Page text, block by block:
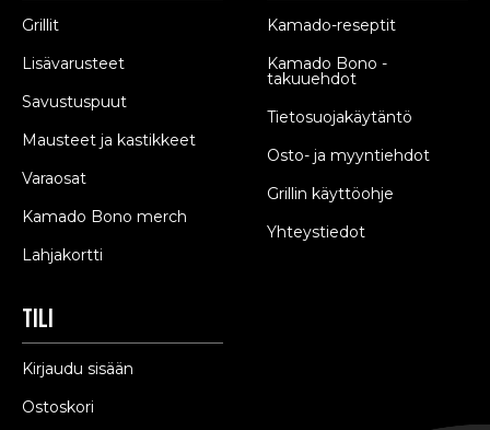
Grillit
Lisävarusteet
Savustuspuut
Mausteet ja kastikkeet
Varaosat
Kamado Bono merch
Lahjakortti
Kamado-reseptit
Kamado Bono -
takuuehdot
Tietosuojakäytäntö
Osto- ja myyntiehdot
Grillin käyttöohje
Yhteystiedot
Tili
Kirjaudu sisään
Ostoskori